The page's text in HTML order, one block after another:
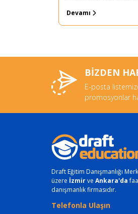
Devamı
BİZDEN
E-posta
promosyonlar
Draft Eğitim Danışmanlığı
üzere İzmirve Ankara'da
danışmanlık firmasıdır.
Telefonla Ulaşın